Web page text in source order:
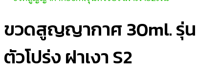
ขวดสูญญากาศ 30ml. รุ่น
ตัวโปร่ง ฝาเงา S2